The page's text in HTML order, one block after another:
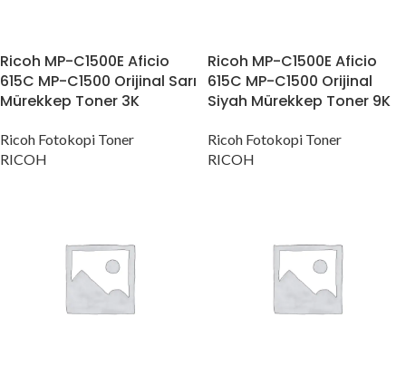
Ricoh MP-C1500E Aficio
615C MP-C1500 Orijinal Sarı
Mürekkep Toner 3K
Ricoh Fotokopi Toner
RICOH
Ricoh MP-C1500E Aficio
615C MP-C1500 Orijinal
Siyah Mürekkep Toner 9K
Ricoh Fotokopi Toner
RICOH